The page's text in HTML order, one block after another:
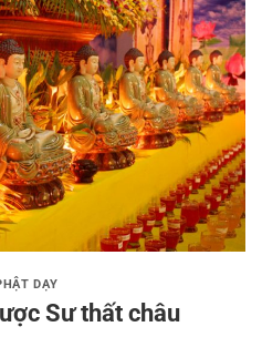
DẠY
Sư thất châu